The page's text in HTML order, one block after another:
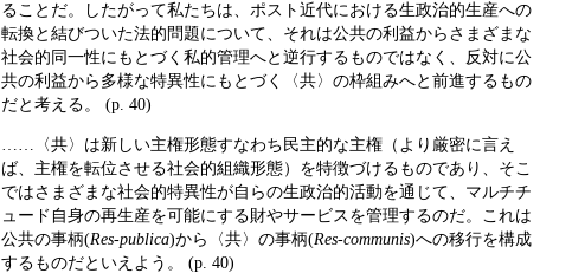
ることだ。したがって私たちは、ポスト近代における生政治的生産への
転換と結びついた法的問題について、それは公共の利益からさまざまな
社会的同一性にもとづく私的管理へと逆行するものではなく、反対に公
共の利益から多様な特異性にもとづく〈共〉の枠組みへと前進するもの
だと考える。 (p. 40)
……〈共〉は新しい主権形態すなわち民主的な主権（より厳密に言え
ば、主権を転位させる社会的組織形態）を特徴づけるものであり、そこ
ではさまざまな社会的特異性が自らの生政治的活動を通じて、マルチチ
ュード自身の再生産を可能にする財やサービスを管理するのだ。これは
公共の事柄(Res-publica)から〈共〉の事柄(Res-communis)への移行を構成
するものだといえよう。 (p. 40)